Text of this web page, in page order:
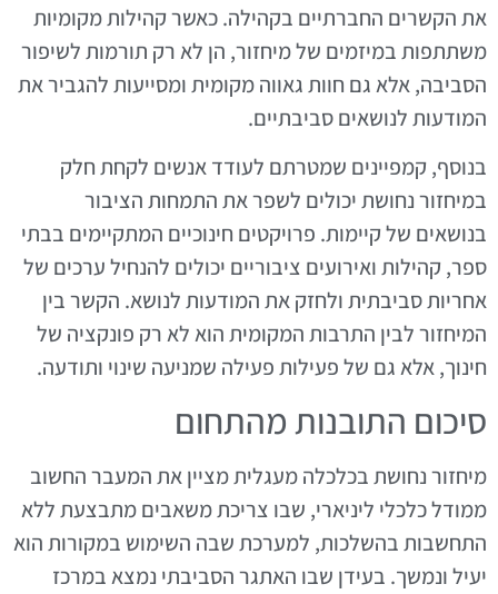
את הקשרים החברתיים בקהילה. כאשר קהילות מקומיות
משתתפות במיזמים של מיחזור, הן לא רק תורמות לשיפור
הסביבה, אלא גם חוות גאווה מקומית ומסייעות להגביר את
המודעות לנושאים סביבתיים.
בנוסף, קמפיינים שמטרתם לעודד אנשים לקחת חלק
במיחזור נחושת יכולים לשפר את התמחות הציבור
בנושאים של קיימות. פרויקטים חינוכיים המתקיימים בבתי
ספר, קהילות ואירועים ציבוריים יכולים להנחיל ערכים של
אחריות סביבתית ולחזק את המודעות לנושא. הקשר בין
המיחזור לבין התרבות המקומית הוא לא רק פונקציה של
חינוך, אלא גם של פעילות פעילה שמניעה שינוי ותודעה.
סיכום התובנות מהתחום
מיחזור נחושת בכלכלה מעגלית מציין את המעבר החשוב
ממודל כלכלי ליניארי, שבו צריכת משאבים מתבצעת ללא
התחשבות בהשלכות, למערכת שבה השימוש במקורות הוא
יעיל ונמשך. בעידן שבו האתגר הסביבתי נמצא במרכז